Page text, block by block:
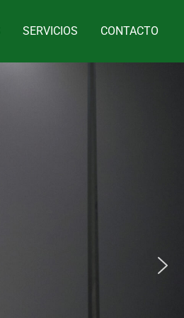
SERVICIOS CONTACTO